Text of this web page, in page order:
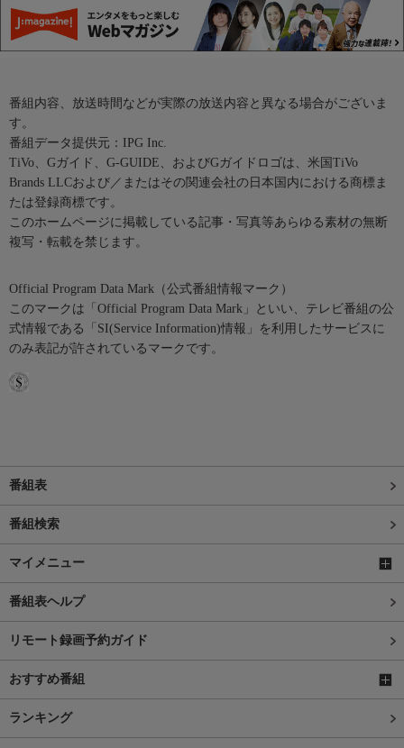
番組内容、放送時間などが実際の放送内容と異なる場合がございま
す。
番組データ提供元：IPG Inc.
TiVo、Gガイド、G-GUIDE、およびGガイドロゴは、米国TiVo
Brands LLCおよび／またはその関連会社の日本国内における商標ま
たは登録商標です。
このホームページに掲載している記事・写真等あらゆる素材の無断
複写・転載を禁じます。
Official Program Data Mark（公式番組情報マーク）
このマークは「Official Program Data Mark」といい、テレビ番組の公
式情報である「SI(Service Information)情報」を利用したサービスに
のみ表記が許されているマークです。
番組表
番組検索
マイメニュー
番組表ヘルプ
リモート録画予約ガイド
おすすめ番組
ランキング